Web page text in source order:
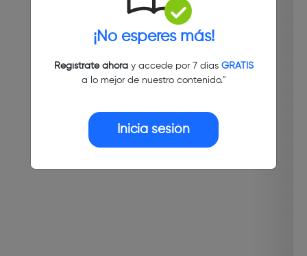
¡No esperes más!
Regístrate ahoray accede por 7 días GRATIS
a lo mejor de nuestro contenido."
Inicia sesión